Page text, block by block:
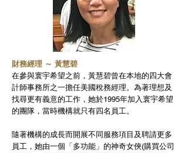
財務經理 ～ 黃慧碧
在參與寰宇希望之前，黃慧碧曾在本地的四大會
計師事務所之一擔任美國稅務經理。為著理想及
找尋更有義意的工作，她於1995年加入寰宇希望
的團隊，當時機構就只有四名員工。
隨著機構的成長而開展不同服務項目及聘請更多
員工，她由一個「多功能」的神奇女俠(購買公司